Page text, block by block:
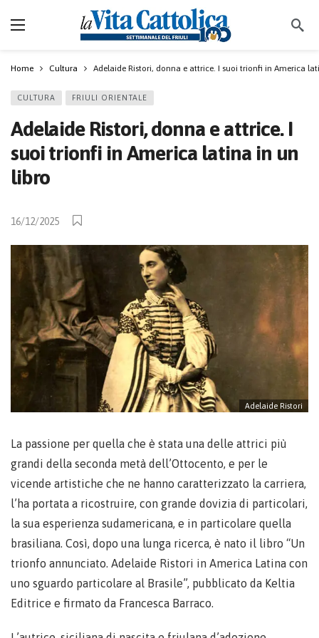
Home Cultura Adelaide Ristori, donna e attrice. I suoi trionfi in America
CULTURA FRIULI ORIENTALE
Adelaide Ristori, donna e attrice. I
suoi trionfi in America latina in un
libro
16/12/2025
Adelaide Ristori
La passione per quella che è stata una delle attrici più
grandi della seconda metà dell’Ottocento, e per le
vicende artistiche che ne hanno caratterizzato la carriera,
l’ha portata a ricostruire, con grande dovizia di particolari,
la sua esperienza sudamericana, e in particolare quella
brasiliana. Così, dopo una lunga ricerca, è nato il libro “Un
trionfo annunciato. Adelaide Ristori in America Latina con
uno sguardo particolare al Brasile”, pubblicato da Keltia
Editrice e firmato da Francesca Barraco.